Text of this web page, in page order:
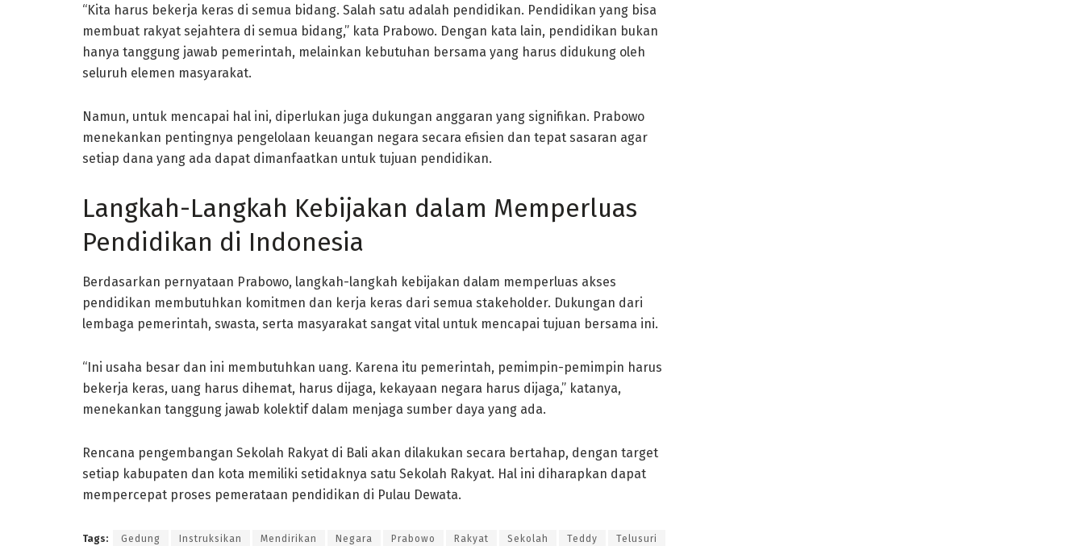
“Kita harus bekerja keras di semua bidang. Salah satu adalah pendidikan. Pendidikan yang bisa
membuat rakyat sejahtera di semua bidang,” kata Prabowo. Dengan kata lain, pendidikan bukan
hanya tanggung jawab pemerintah, melainkan kebutuhan bersama yang harus didukung oleh
seluruh elemen masyarakat.
Namun, untuk mencapai hal ini, diperlukan juga dukungan anggaran yang signifikan. Prabowo
menekankan pentingnya pengelolaan keuangan negara secara efisien dan tepat sasaran agar
setiap dana yang ada dapat dimanfaatkan untuk tujuan pendidikan.
Langkah-Langkah Kebijakan dalam Memperluas
Pendidikan di Indonesia
Berdasarkan pernyataan Prabowo, langkah-langkah kebijakan dalam memperluas akses
pendidikan membutuhkan komitmen dan kerja keras dari semua stakeholder. Dukungan dari
lembaga pemerintah, swasta, serta masyarakat sangat vital untuk mencapai tujuan bersama ini.
“Ini usaha besar dan ini membutuhkan uang. Karena itu pemerintah, pemimpin-pemimpin harus
bekerja keras, uang harus dihemat, harus dijaga, kekayaan negara harus dijaga,” katanya,
menekankan tanggung jawab kolektif dalam menjaga sumber daya yang ada.
Rencana pengembangan Sekolah Rakyat di Bali akan dilakukan secara bertahap, dengan target
setiap kabupaten dan kota memiliki setidaknya satu Sekolah Rakyat. Hal ini diharapkan dapat
mempercepat proses pemerataan pendidikan di Pulau Dewata.
Tags: Gedung Instruksikan Mendirikan Negara Prabowo Rakyat Sekolah Teddy Telusuri